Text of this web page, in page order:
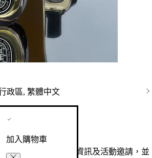
政區, 繁體中文
加入購物車
接收品牌最新產品資訊及活動邀請，並